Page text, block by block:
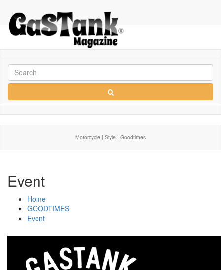
Motorcycle | Style | Goodtimes
Event
Home
GOODTIMES
Event